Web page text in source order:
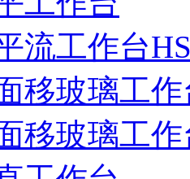
流工作台
移玻璃工作
移玻璃工作